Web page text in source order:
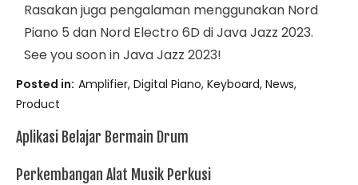
Rasakan juga pengalaman menggunakan Nord
Piano 5 dan Nord Electro 6D di Java Jazz 2023.
See you soon in Java Jazz 2023!
Posted in Amplifier, Digital Piano, Keyboard, News,
Product
Aplikasi Belajar Bermain Drum
Perkembangan Alat Musik Perkusi